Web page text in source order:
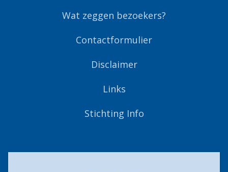
Wat zeggen bezoekers?
Contactformulier
Disclaimer
Links
Stichting Info